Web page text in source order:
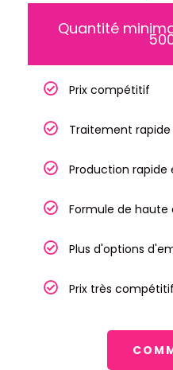
Quantité
Prix ​​compétitif
Traitement
Production rapide
Formule de haute
Plus d'options
Prix ​​très compétitif